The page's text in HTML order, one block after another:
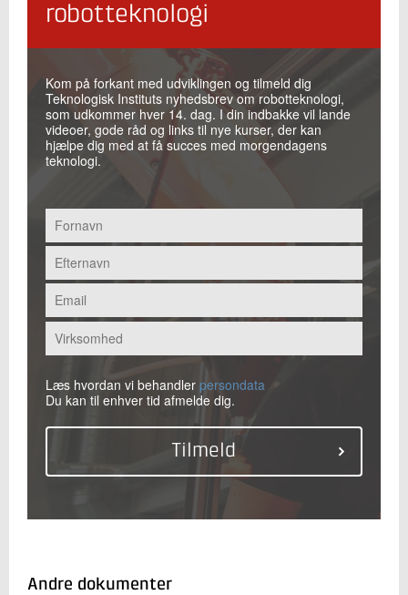
robotteknologi
Kom på forkant med udviklingen og tilmeld dig
Teknologisk Instituts nyhedsbrev om robotteknologi,
som udkommer hver 14. dag. I din indbakke vil lande
videoer, gode råd og links til nye kurser, der kan
hjælpe dig med at få succes med morgendagens
teknologi.
Læs hvordan vi behandler persondata
Du kan til enhver tid afmelde dig.
Andre dokumenter